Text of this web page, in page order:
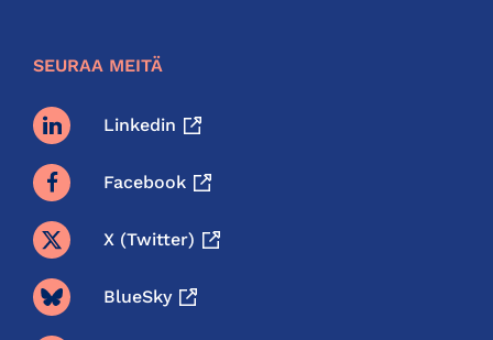
SEURAA MEITÄ
Linkedin
Facebook
X (twitter)
BlueSky